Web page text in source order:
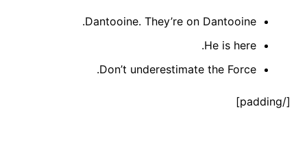
Dantooine. They’re on Dantooine.
He is here.
Don’t underestimate the Force.
[/padding]